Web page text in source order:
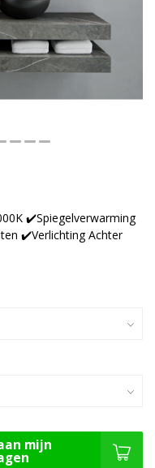
✔️Spiegelverwarming
✔️Verlichting Achter
mijn